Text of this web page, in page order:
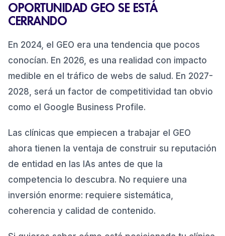
OPORTUNIDAD GEO SE ESTÁ
CERRANDO
En 2024, el GEO era una tendencia que pocos
conocían. En 2026, es una realidad con impacto
medible en el tráfico de webs de salud. En 2027-
2028, será un factor de competitividad tan obvio
como el Google Business Profile.
Las clínicas que empiecen a trabajar el GEO
ahora tienen la ventaja de construir su reputación
de entidad en las IAs antes de que la
competencia lo descubra. No requiere una
inversión enorme: requiere sistemática,
coherencia y calidad de contenido.